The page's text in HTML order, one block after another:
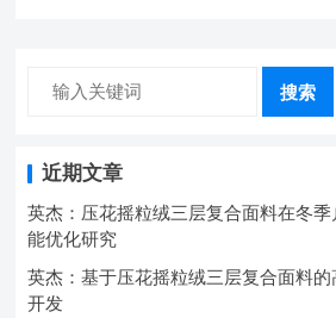
搜索
近期文章
英杰：压花摇粒绒三层复合面料在冬
能优化研究
英杰：基于压花摇粒绒三层复合面料
开发